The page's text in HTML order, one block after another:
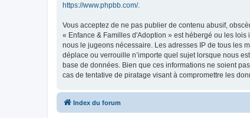
https://www.phpbb.com/.
Vous acceptez de ne pas publier de contenu abusif,
« Enfance & Familles d'Adoption » est hébergé ou les
nous le jugeons nécessaire. Les adresses IP de tous les
déplace ou verrouille n’importe quel sujet lorsque nous
base de données. Bien que ces informations ne soient
cas de tentative de piratage visant à compromettre les
Index du forum